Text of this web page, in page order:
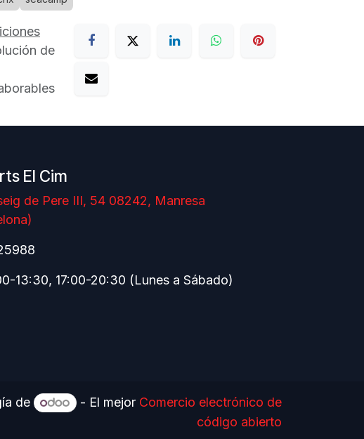
de
El Cim
de Pere III, 54 08242, Manresa
13:30, 17:00-20:30 (Lunes a Sábado)
de - El mejor Comercio electrónico de
código abierto